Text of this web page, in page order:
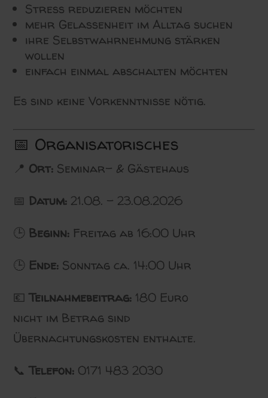
Stress reduzieren möchten
mehr Gelassenheit im Alltag suchen
ihre Selbstwahrnehmung stärken
wollen
einfach einmal abschalten möchten
Es sind keine Vorkenntnisse nötig.
📅 Organisatorisches
📍 Ort: Seminar- & Gästehaus
📅 Datum: 21.08. – 23.08.2026
🕒 Beginn: Freitag ab 16:00 Uhr
🕒 Ende: Sonntag ca. 14:00 Uhr
💶Teilnahmebeitrag: 180 Euro
nicht im Betrag sind
Übernachtungskosten enthalte.
📞Telefon: 0171 483 2030